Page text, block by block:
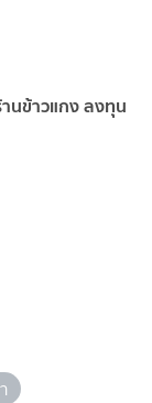
านข้าวแกง ลงทุน